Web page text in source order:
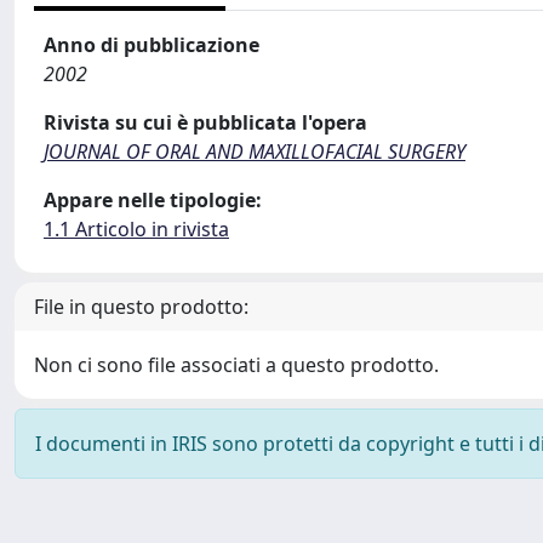
Anno di pubblicazione
2002
Rivista su cui è pubblicata l'opera
JOURNAL OF ORAL AND MAXILLOFACIAL SURGERY
Appare nelle tipologie:
1.1 Articolo in rivista
File in questo prodotto:
Non ci sono file associati a questo prodotto.
I documenti in IRIS sono protetti da copyright e tutti i